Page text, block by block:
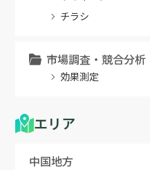
チラシ
市場調査・競合分析
効果測定
エリア
中国地方